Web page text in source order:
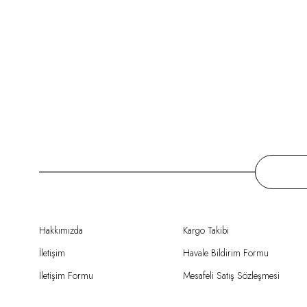
Hakkımızda
İletişim
İletişim Formu
Kargo Takibi
Havale Bildirim Formu
Mesafeli Satış Sözleşmesi